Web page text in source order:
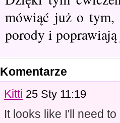
mówiąć już o tym,
porody i
Komentarze
Kitti 25 Sty 11:19
It looks like I'll need